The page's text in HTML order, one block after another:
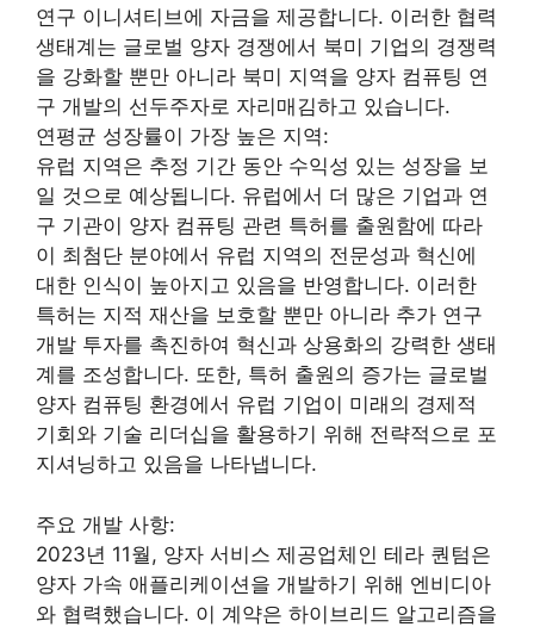
연구 이니셔티브에 자금을 제공합니다. 이러한 협력
생태계는 글로벌 양자 경쟁에서 북미 기업의 경쟁력
을 강화할 뿐만 아니라 북미 지역을 양자 컴퓨팅 연
구 개발의 선두주자로 자리매김하고 있습니다.
연평균 성장률이 가장 높은 지역:
유럽 지역은 추정 기간 동안 수익성 있는 성장을 보
일 것으로 예상됩니다. 유럽에서 더 많은 기업과 연
구 기관이 양자 컴퓨팅 관련 특허를 출원함에 따라
이 최첨단 분야에서 유럽 지역의 전문성과 혁신에
대한 인식이 높아지고 있음을 반영합니다. 이러한
특허는 지적 재산을 보호할 뿐만 아니라 추가 연구
개발 투자를 촉진하여 혁신과 상용화의 강력한 생태
계를 조성합니다. 또한, 특허 출원의 증가는 글로벌
양자 컴퓨팅 환경에서 유럽 기업이 미래의 경제적
기회와 기술 리더십을 활용하기 위해 전략적으로 포
지셔닝하고 있음을 나타냅니다.
주요 개발 사항:
2023년 11월, 양자 서비스 제공업체인 테라 퀀텀은
양자 가속 애플리케이션을 개발하기 위해 엔비디아
와 협력했습니다. 이 계약은 하이브리드 알고리즘을